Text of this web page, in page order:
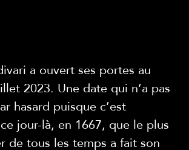
a ouvert ses portes au
2023. Une date qui n’a pas
hasard puisque c’est
jour-là, en 1667, que le plus
de tous les temps a fait son